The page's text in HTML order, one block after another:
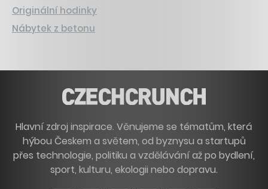
Originální hodinky
Nábytek z betonu
Hlavní zdroj inspirace. Věnujeme se tématům, která
hýbou Českem a světem, od byznysu a startupů
přes technologie, politiku a vzdělávání až po bydlení,
sport, kulturu, ekologii nebo dopravu.